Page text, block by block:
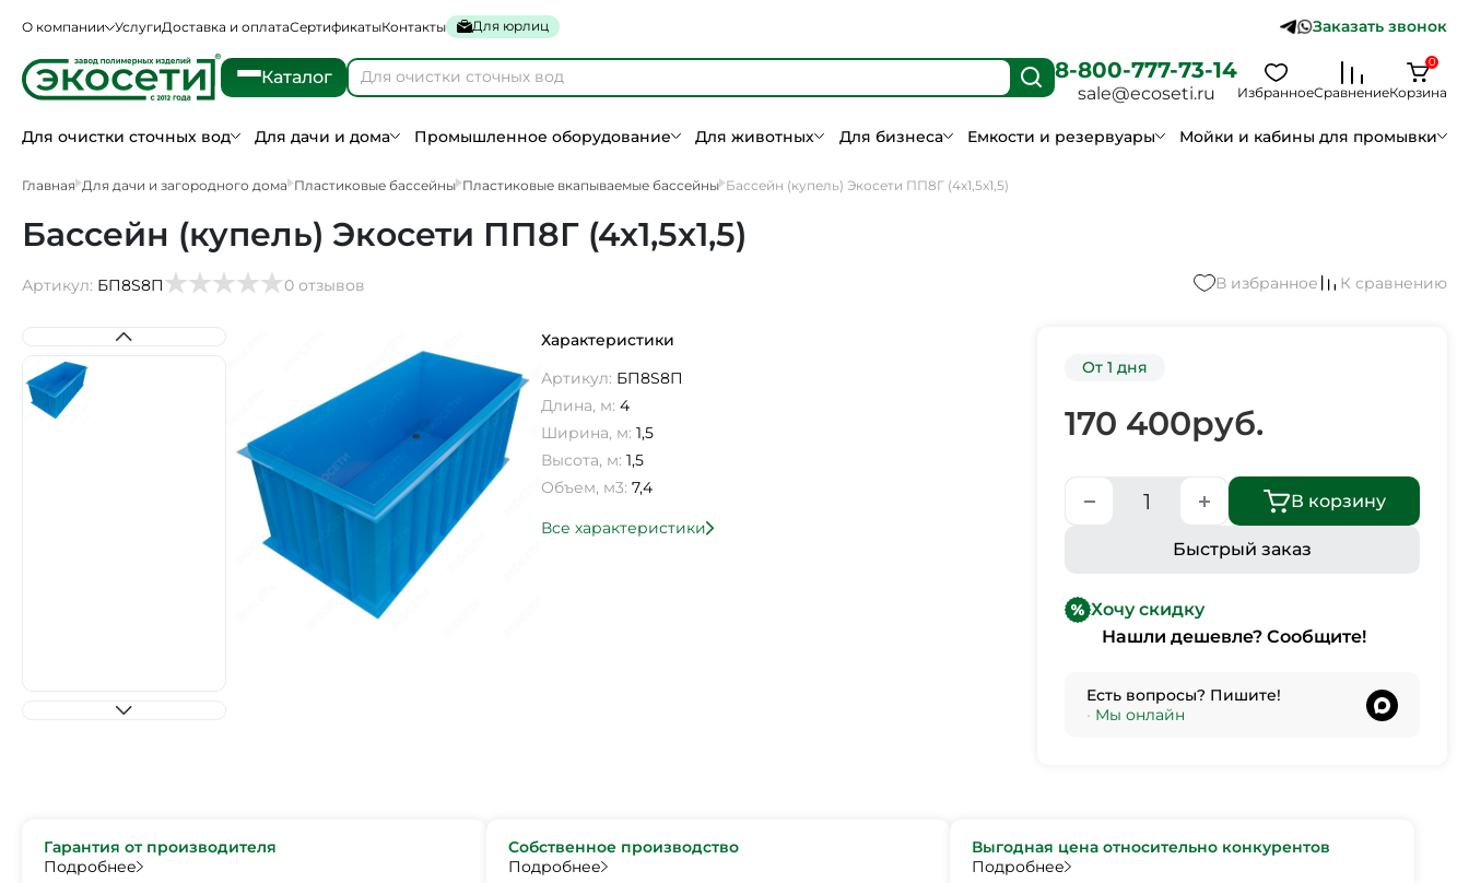
О компании УслугиДоставка и оплатаСертификатыКонтакты Для юрлиц Заказать звонок
Каталог 8-800-777-73-14
sale@ecoseti.ru ИзбранноеСравнениеКорзина
0
Для очистки сточных вод Для дачи и дома Промышленное оборудование Для животных Для бизнеса Емкости и резервуары Мойки и кабины для промывки
Главная Для дачи и загородного дома Пластиковые бассейны Пластиковые вкапываемые бассейны Бассейн (купель) Экосети ПП8Г (4х1,5х1,5)
Бассейн (купель) Экосети ПП8Г (4х1,5х1,5)
Артикул: БП8S8П 0 отзывов В избранное К сравнению
Характеристики
Артикул: БП8S8П
Длина, м: 4
Ширина, м: 1,5
Высота, м: 1,5
Объем, м3: 7,4
Все характеристики
От 1 дня
170 400руб.
В корзину
Быстрый заказ
Хочу скидку
Нашли дешевле? Сообщите!
Есть вопросы? Пишите!
• Мы онлайн
Гарантия от производителя
Подробнее
Собственное производство
Подробнее
Выгодная цена относительно конкурентов
Подробнее